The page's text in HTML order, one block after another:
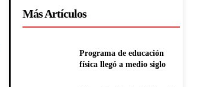
Más Artículos
Programa de educación
física llegó a medio siglo